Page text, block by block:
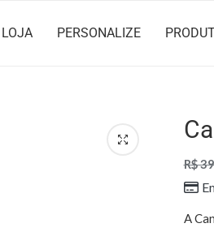
LOJA PERSONALIZE
R$
A